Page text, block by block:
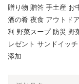
贈り物 贈答 手土産 お
酒の肴 夜食 アウトド
利 野菜スープ 防災 野
レゼント サンドイッ
添加